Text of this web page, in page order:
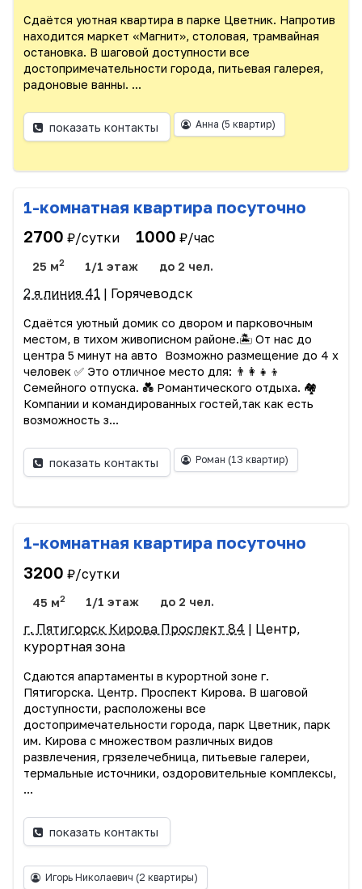
Сдаётся уютная квартира в парке Цветник. Напротив
находится маркет «Магнит», столовая, трамвайная
остановка. В шаговой доступности все
достопримечательности города, питьевая галерея,
радоновые ванны. ...
показать контакты Анна (5 квартир)
1-комнатная квартира посуточно
2700 ₽/сутки 1000 ₽/час
25 м2 1/1 этаж до 2 чел.
2 я линия 41 | Горячеводск
Сдаётся уютный домик со двором и парковочным
местом, в тихом живописном районе.🏝️ От нас до
центра 5 минут на авто Возможно размещение до 4 х
человек ✅ Это отличное место для: 👨‍👩‍👧‍👦
Семейного отпуска. 💑 Романтического отдыха. 🏘️
Компании и командированных гостей,так как есть
возможность з...
показать контакты Роман (13 квартир)
1-комнатная квартира посуточно
3200 ₽/сутки
45 м2 1/1 этаж до 2 чел.
г. Пятигорск Кирова Проспект 84 | Центр,
курортная зона
Сдаются апартаменты в курортной зоне г.
Пятигорска. Центр. Проспект Кирова. В шаговой
доступности, расположены все
достопримечательности города, парк Цветник, парк
им. Кирова с множеством различных видов
развлечения, грязелечебница, питьевые галереи,
термальные источники, оздоровительные комплексы,
...
показать контакты
Игорь Николаевич (2 квартиры)